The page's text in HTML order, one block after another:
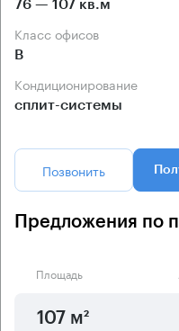
76 — 107 кв.м
Класс офисов
B
Кондиционирование
сплит-системы
Позвонить
Предложения по
Площадь
107 м²